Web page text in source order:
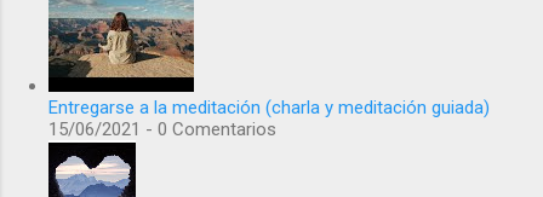
Entregarse a la meditación (charla y meditación guiada)
15/06/2021 - 0 Comentarios